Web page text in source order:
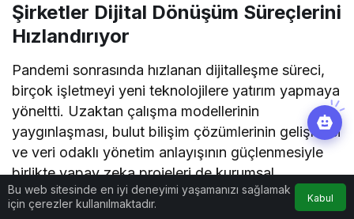
Şirketler Dijital Dönüşüm Süreçlerini
Hızlandırıyor
Pandemi sonrasında hızlanan dijitalleşme süreci,
birçok işletmeyi yeni teknolojilere yatırım yapmaya
yöneltti. Uzaktan çalışma modellerinin
yaygınlaşması, bulut bilişim çözümlerinin gelişmesi
ve veri odaklı yönetim anlayışının güçlenmesiyle
birlikte yapay zeka projeleri de kurumsal
stratejilerin önemli bir parçası haline geldi.
Bu web sitesinde en iyi deneyimi yaşamanızı sağlamak
için çerezler kullanılmaktadır.
Kabul